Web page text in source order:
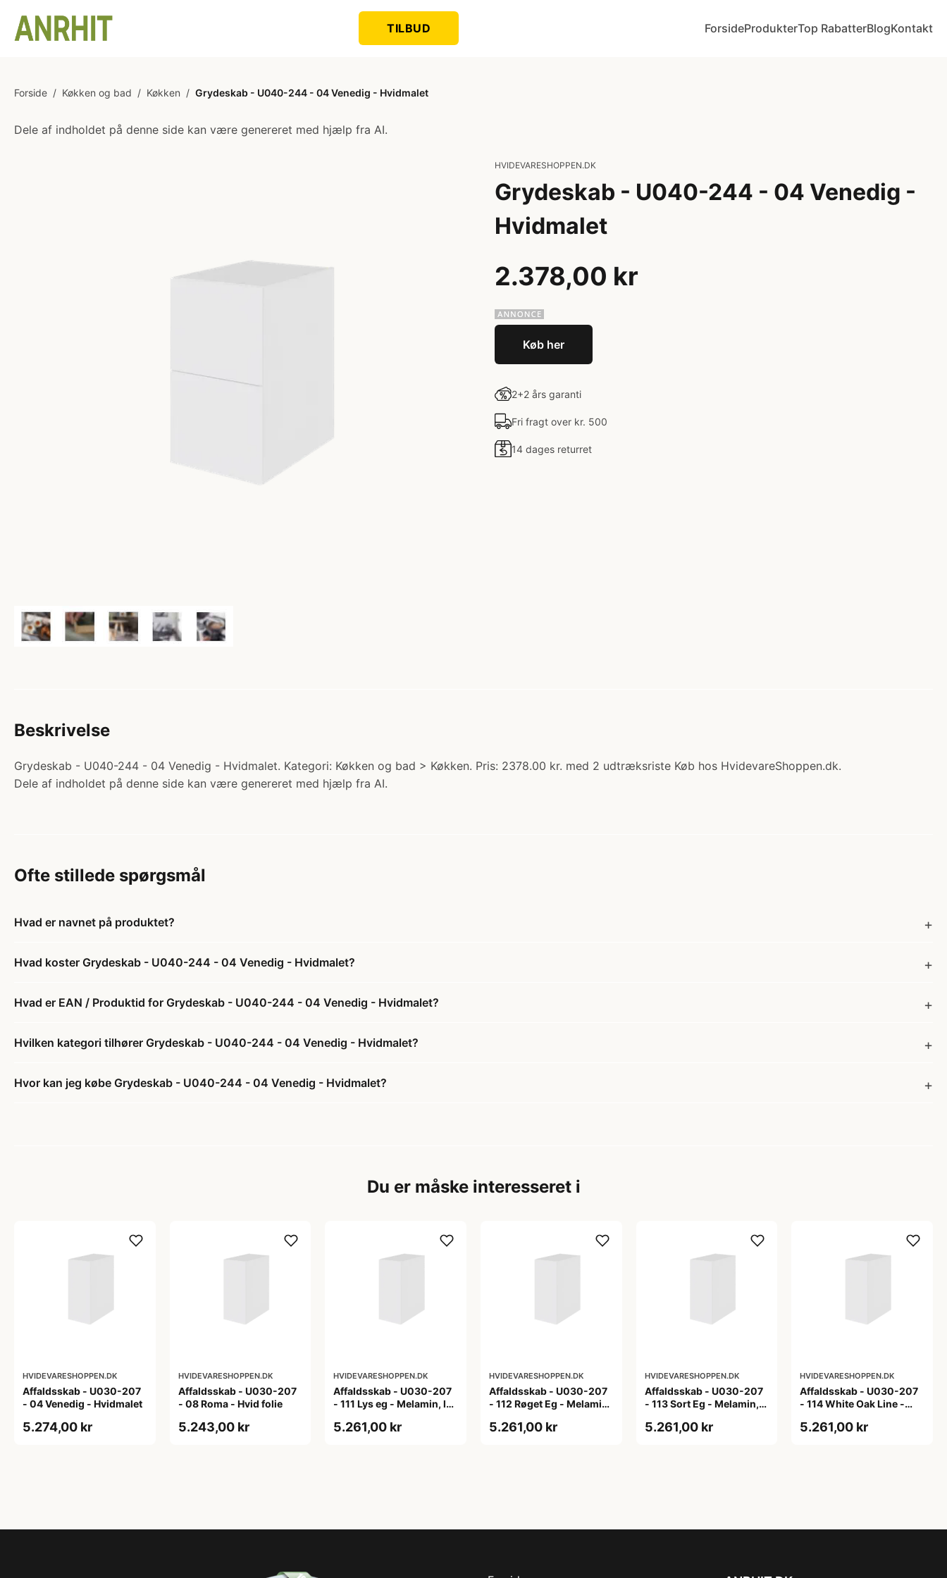
TILBUD ForsideProdukterTop RabatterBlogKontakt
Forside / Køkken og bad / Køkken / Grydeskab - U040-244 - 04 Venedig - Hvidmalet
Dele af indholdet på denne side kan være genereret med hjælp fra AI.
HVIDEVARESHOPPEN.DK
Grydeskab - U040-244 - 04 Venedig -
Hvidmalet
2.378,00 kr
Køb her
2+2 års garanti
Fri fragt over kr. 500
14 dages returret
Beskrivelse
Grydeskab - U040-244 - 04 Venedig - Hvidmalet. Kategori: Køkken og bad > Køkken. Pris: 2378.00 kr. med 2 udtræksriste Køb hos HvidevareShoppen.dk.
Dele af indholdet på denne side kan være genereret med hjælp fra AI.
Ofte stillede spørgsmål
Hvad er navnet på produktet?
Hvad koster Grydeskab - U040-244 - 04 Venedig - Hvidmalet?
Hvad er EAN / Produktid for Grydeskab - U040-244 - 04 Venedig - Hvidmalet?
Hvilken kategori tilhører Grydeskab - U040-244 - 04 Venedig - Hvidmalet?
Hvor kan jeg købe Grydeskab - U040-244 - 04 Venedig - Hvidmalet?
Du er måske interesseret i
HVIDEVARESHOPPEN.DK
Affaldsskab - U030-207
- 04 Venedig - Hvidmalet
5.274,00 kr
HVIDEVARESHOPPEN.DK
Affaldsskab - U030-207
- 08 Roma - Hvid folie
5.243,00 kr
HVIDEVARESHOPPEN.DK
Affaldsskab - U030-207
- 111 Lys eg - Melamin, lys
5.261,00 kr
HVIDEVARESHOPPEN.DK
Affaldsskab - U030-207
- 112 Røget Eg - Melamin,
5.261,00 kr
HVIDEVARESHOPPEN.DK
Affaldsskab - U030-207
- 113 Sort Eg - Melamin,
5.261,00 kr
HVIDEVARESHOPPEN.DK
Affaldsskab - U030-207
- 114 White Oak Line -
5.261,00 kr